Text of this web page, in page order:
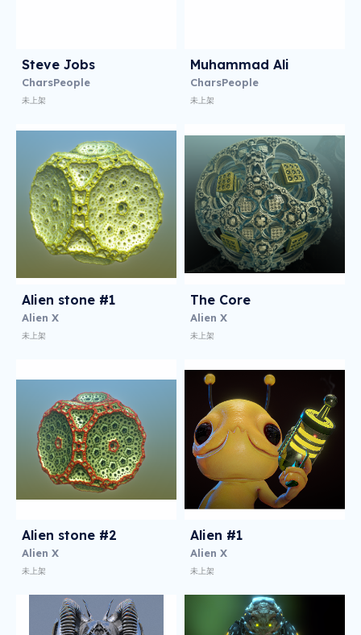
Steve Jobs
CharsPeople
未上架
Muhammad Ali
CharsPeople
未上架
Alien stone #1
Alien X
未上架
The Core
Alien X
未上架
Alien stone #2
Alien X
未上架
Alien #1
Alien X
未上架